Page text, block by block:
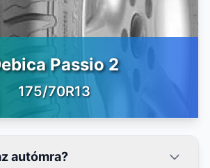
Passio 2
175/70R13
autómra?